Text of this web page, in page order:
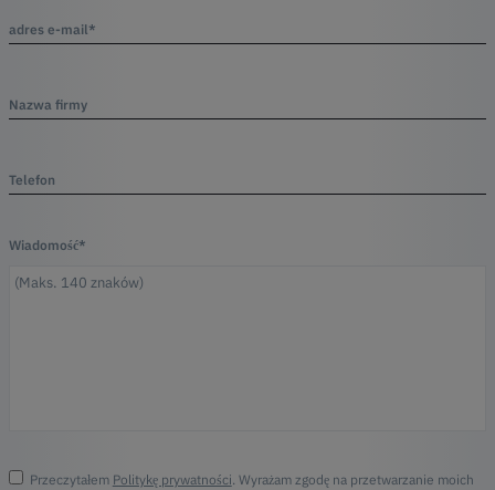
adres e-mail*
Nazwa firmy
Telefon
Wiadomość*
Przeczytałem Politykę prywatności. Wyrażam zgodę na przetwarzanie moich